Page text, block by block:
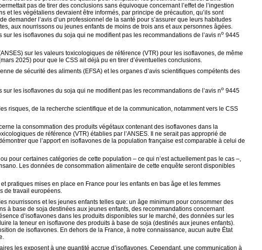
pas de tirer des conclusions sans équivoque concernant l’effet de l’ingestion
et les végétaliens devraient être informés, par principe de précaution, qu’ils sont
l’avis d’un professionnel de la santé pour s’assurer que leurs habitudes
aux nourrissons ou jeunes enfants de moins de trois ans et aux personnes âgées.
les isoflavones du soja qui ne modifient pas les recommandations de l’avis no 9445
sur les valeurs toxicologiques de référence (VTR) pour les isoflavones, de même
2025) pour que le CSS ait déjà pu en tirer d’éventuelles conclusions.
de sécurité des aliments (EFSA) et les organes d’avis scientifiques compétents des
sur les isoflavones du soja qui ne modifient pas les recommandations de l’avis no 9445
risques, de la recherche scientifique et de la communication, notamment vers le CSS
la consommation des produits végétaux contenant des isoflavones dans la
de référence (VTR) établies par l’ANSES. Il ne serait pas approprié de
que l’apport en isoflavones de la population française est comparable à celui de
pour certaines catégories de cette population – ce qui n’est actuellement pas le cas –,
Les données de consommation alimentaire de cette enquête seront disponibles
pratiques mises en place en France pour les enfants en bas âge et les femmes
de travail européens.
nourrissons et les jeunes enfants telles que: un âge minimum pour consommer des
à base de soja destinées aux jeunes enfants, des recommandations concernant
d’isoflavones dans les produits disponibles sur le marché, des données sur les
la teneur en isoflavone des produits à base de soja (destinés aux jeunes enfants).
de isoflavones. En dehors de la France, à notre connaissance, aucun autre État
les exposent à une quantité accrue d’isoflavones. Cependant, une communication à